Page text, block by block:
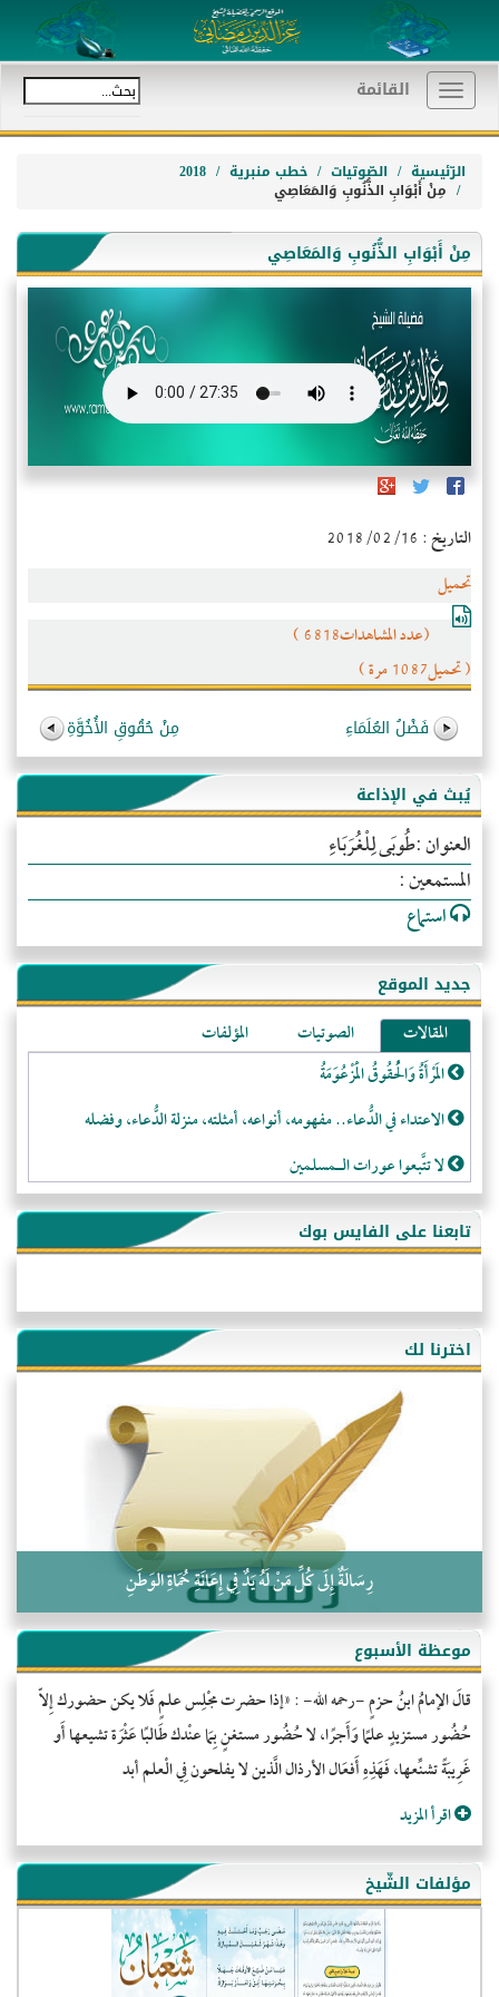
Toggle
navigation
القائمة
الرّئيسية الصّوتيات خطب منبرية 2018
مِنْ أَبْوَابِ الذُّنُوبِ وَالمَعَاصِي
مِنْ أَبْوَابِ الذُّنُوبِ وَالمَعَاصِي
التاريخ : 2018/02/16
تحميل
(عدد المشاهدات6818 )
( تحميل1087 مرة )
فَضْلُ العُلَمَاءِ مِنْ حُقُوقِ الأُخُوَّةِ
يُبث في الإذاعة
العنوان :طُوبَى لِلْغُرَبَاءِ
المستمعين :
استماع
جديد الموقع
المقالات الصوتيات
المؤلفات
المَرْأَةُ وَالْحُقُوقُ الْمَزْعُوَمَةُ
الاعتداء في الدُّعاء.. مفهومه، أنواعه، أمثلته، منزلة الدُّعاء، وفضله
لا تتَّبعوا عورات الـمسلمين
فقه النَّصيحة عند الصَّحابة الكرام رضي الله عنهم
لَا عِزَّةَ إِلَّا بِالإِسْلَامِ
هذه سبيلنا فماذا تنقمون؟!
أُسُـسُ بَـيْـتِ الـمُسْـلِمِ
التَّعْلِيمُ القُرْآنِي
كلمة إلى إخواني السلفيين في الجزائر
تابعنا على الفايس بوك
اخترنا لك
رِسَالَةٌ إِلَى كُلِّ مَنْ لَهُ يَدٌ فِي إِعَانَةِ حُمَاةِ الوَطَنِ
موعظة الأسبوع
قالَ الإمامُ ابنُ حزمٍ -رحمه الله- : «إذا حضرت مجْلِس علمٍ فَلا يكن حضورك إِلاّ
حُضُور مستزيدٍ علمًا وَأَجرًا، لا حُضُور مستغنٍ بِمَا عنْدك طَالبًا عَثْرَة تشيعها أَو
غَرِيبَةً تشنِّعها، فَهَذِهِ أَفعَال الأرذال الَّذين لا يفلحون فِي الْعلم أبد
اقرأ المزيد
مؤلفات الشّيخ